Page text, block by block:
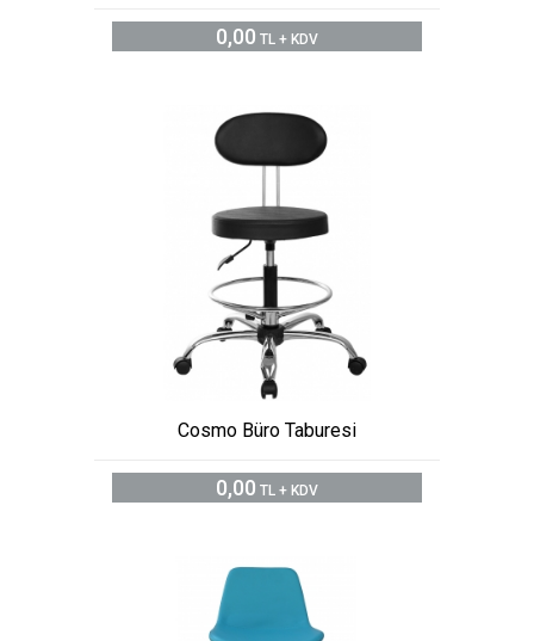
0,00 TL + KDV
Cosmo Büro Taburesi
0,00 TL + KDV